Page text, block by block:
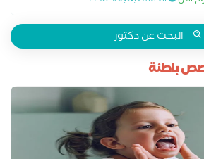
البحث عن دكتور
باطنة